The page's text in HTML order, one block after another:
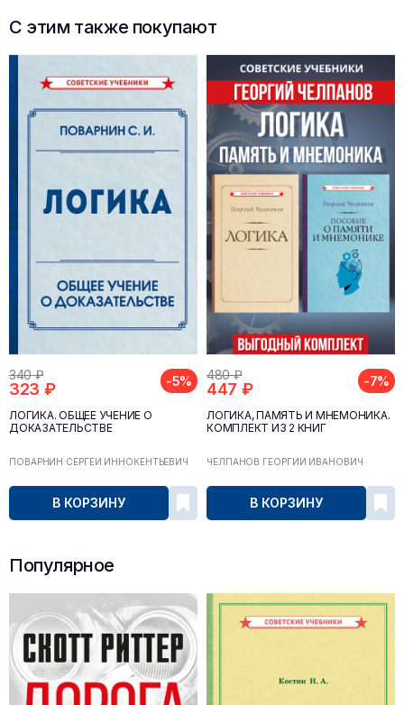
С этим также покупают
340 ₽
323 ₽ -5%
ЛОГИКА. ОБЩЕЕ УЧЕНИЕ О
ДОКАЗАТЕЛЬСТВЕ
ПОВАРНИН СЕРГЕЙ ИННОКЕНТЬЕВИЧ
В КОРЗИНУ
480 ₽
447 ₽ -7%
ЛОГИКА, ПАМЯТЬ И МНЕМОНИКА.
КОМПЛЕКТ ИЗ 2 КНИГ
ЧЕЛПАНОВ ГЕОРГИЙ ИВАНОВИЧ
В КОРЗИНУ
Популярное